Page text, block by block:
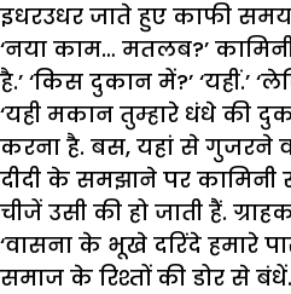
इधरउधर जाते हुए काफी
‘नया काम… मतलब?’
है.’ ‘किस दुकान में?’ ‘यहीं.’
‘यही मकान तुम्हारे धंधे की
करना है. बस, यहां से गुजरने
दीदी के समझाने पर
चीजें उसी की हो जाती हैं.
‘वासना के भूखे दरिंदे हमारे
समाज के रिश्तों की डोर से